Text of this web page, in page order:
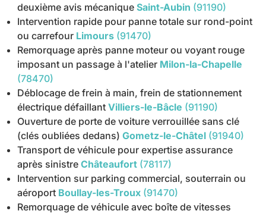
deuxième avis mécanique Saint-Aubin (91190)
Intervention rapide pour panne totale sur rond-point
ou carrefour Limours (91470)
Remorquage après panne moteur ou voyant rouge
imposant un passage à l'atelier Milon-la-Chapelle
(78470)
Déblocage de frein à main, frein de stationnement
électrique défaillant Villiers-le-Bâcle (91190)
Ouverture de porte de voiture verrouillée sans clé
(clés oubliées dedans) Gometz-le-Châtel (91940)
Transport de véhicule pour expertise assurance
après sinistre Châteaufort (78117)
Intervention sur parking commercial, souterrain ou
aéroport Boullay-les-Troux (91470)
Remorquage de véhicule avec boîte de vitesses